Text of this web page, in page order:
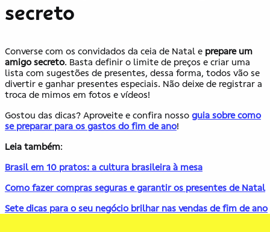
secreto
Converse com os convidados da ceia de Natal e prepare um
amigo secreto. Basta definir o limite de preços e criar uma
lista com sugestões de presentes, dessa forma, todos vão se
divertir e ganhar presentes especiais. Não deixe de registrar a
troca de mimos em fotos e vídeos!
Gostou das dicas? Aproveite e confira nosso guia sobre como
se preparar para os gastos do fim de ano!
Leia também:
Brasil em 10 pratos: a cultura brasileira à mesa
Como fazer compras seguras e garantir os presentes de Natal
Sete dicas para o seu negócio brilhar nas vendas de fim de ano